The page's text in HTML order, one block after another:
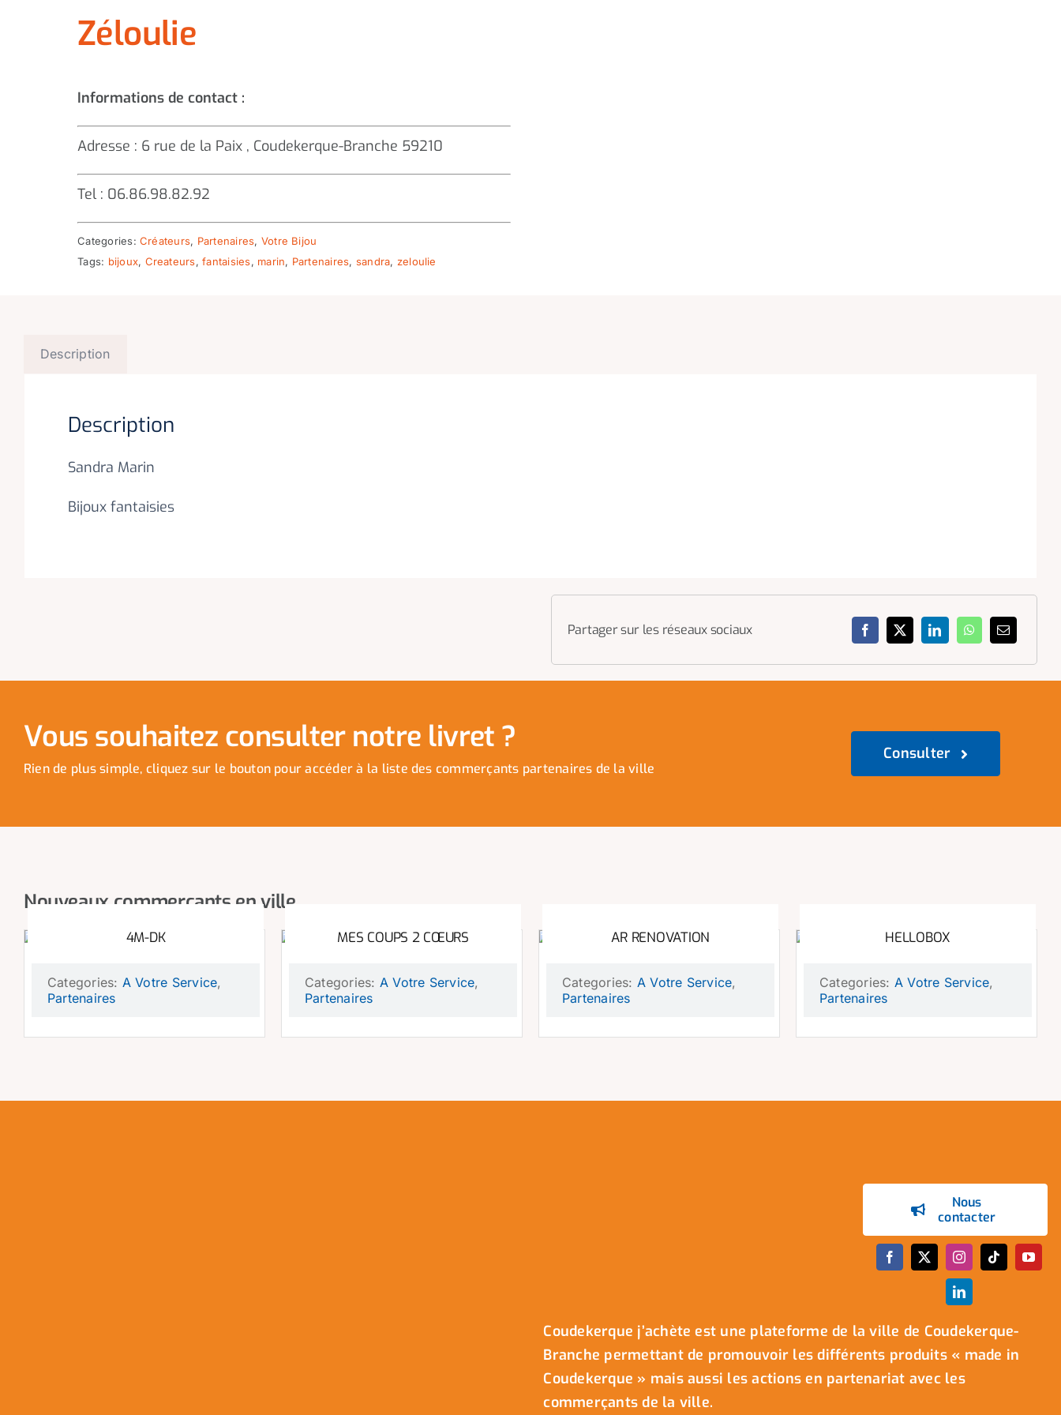
Zéloulie
Informations de contact :
Adresse : 6 rue de la Paix , Coudekerque-Branche 59210
Tel : 06.86.98.82.92
Categories: Créateurs, Partenaires, Votre Bijou
Tags: bijoux, Createurs,fantaisies, marin, Partenaires, sandra, zeloulie
Description
Description
Sandra Marin
Bijoux fantaisies
Partager sur les réseaux sociaux
Vous souhaitez consulter notre livret ?
Rien de plus simple, cliquez sur le bouton pour accéder à la liste des commerçants partenaires de la ville
Consulter
Nouveaux commerçants en ville
4M-DK
Categories: A Votre Service,
Partenaires
MES COUPS 2 CŒURS
Categories: A Votre Service,
Partenaires
AR RENOVATION
Categories: A Votre Service,
Partenaires
HELLOBOX
Categories: A Votre Service,
Partenaires
Nous
contacter
Coudekerque j’achète est une plateforme de la ville de Coudekerque-
Branche permettant de promouvoir les différents produits « made in
Coudekerque » mais aussi les actions en partenariat avec les
commerçants de la ville.